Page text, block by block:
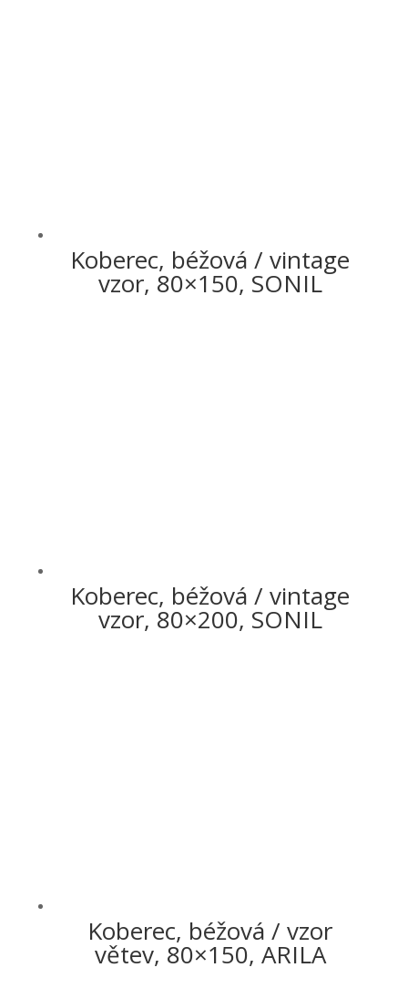
Koberec, béžová / vintage
vzor, 80×150, SONIL
Koberec, béžová / vintage
vzor, 80×200, SONIL
Koberec, béžová / vzor
větev, 80×150, ARILA